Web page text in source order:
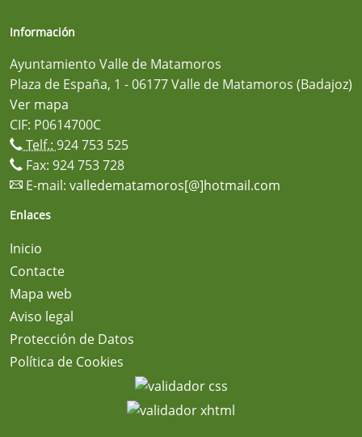
Información
Ayuntamiento Valle de Matamoros
Plaza de España, 1 - 06177 Valle de Matamoros (Badajoz)
Ver mapa
CIF: P0614700C
Telf.: 924 753 525
Fax: 924 753 728
E-mail: valledematamoros[@]hotmail.com
Enlaces
Inicio
Contacte
Mapa web
Aviso legal
Protección de Datos
Política de Cookies